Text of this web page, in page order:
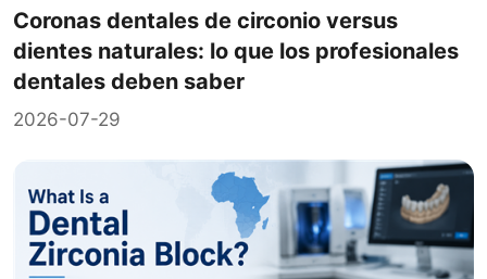
Coronas dentales de circonio versus
dientes naturales: lo que los profesionales
dentales deben saber
2026-07-29